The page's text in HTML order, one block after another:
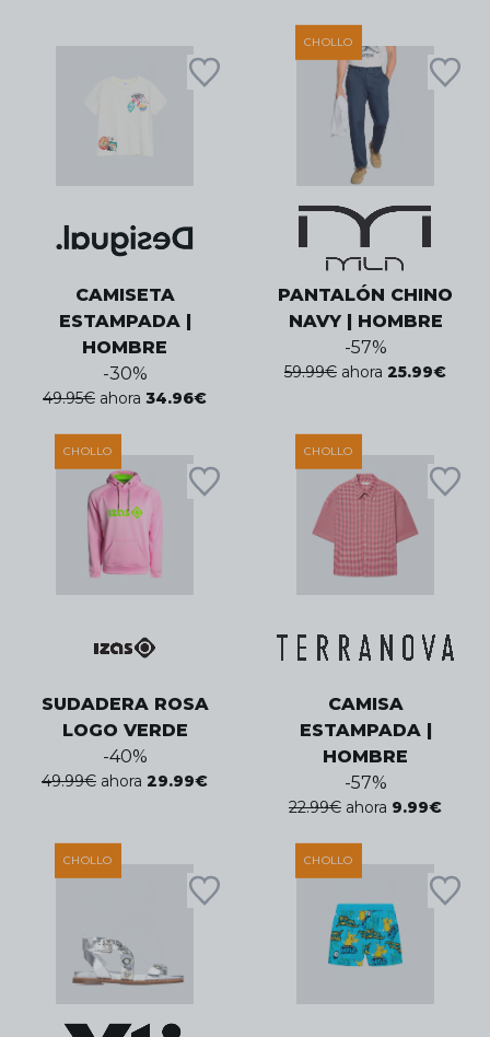
CAMISETA
ESTAMPADA |
HOMBRE
-30%
49.95€ ahora 34.96€
CHOLLO
PANTALÓN CHINO
NAVY | HOMBRE
-57%
59.99€ ahora 25.99€
CHOLLO
SUDADERA ROSA
LOGO VERDE
-40%
49.99€ ahora 29.99€
CHOLLO
CAMISA
ESTAMPADA |
HOMBRE
-57%
22.99€ ahora 9.99€
CHOLLO CHOLLO